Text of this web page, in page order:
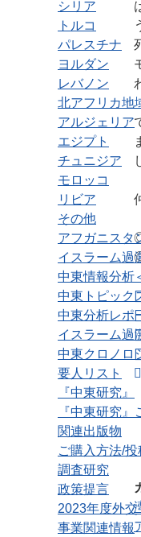
シリア
トルコ
パレスチナ
ヨルダン
レバノン
北アフリカ地
アルジェリア
エジプト
チュニジア
モロッコ
リビア
その他
アフガニスタ
イスラーム過
中東情報分析
中東トピック
中東分析レポ
イスラーム過
中東クロノロ
要人リスト
『中東研究』
『中東研究』
関連出版物
ご購入方法/
調査研究
政策提言
2023年度外
事業関連情報